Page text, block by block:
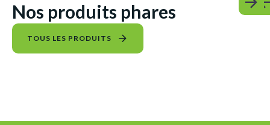
Nos produits phares
TOUS LES PRODUITS